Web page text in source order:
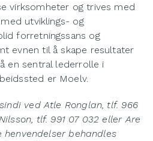
virksomheter og trives med
utviklings- og
forretningssans og
evnen til å skape resultater
en sentral lederrolle i
er Moelv.
ved Atle Ronglan, tlf. 966
tlf. 991 07 032 eller Are
henvendelser behandles